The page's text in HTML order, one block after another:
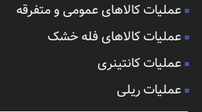
عملیات کالاهای عمومی و متفرقه
عملیات کالاهای فله خشک
عملیات کانتینری
عملیات ریلی